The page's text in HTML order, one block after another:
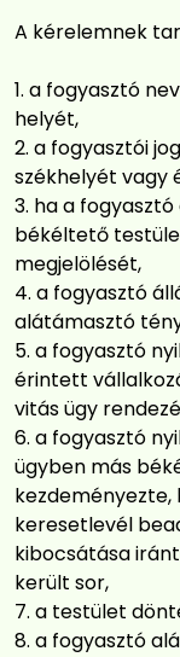
A kérelemnek
a fogyasztó
helyét,
a fogyasztói
székhelyét
ha a
békéltető
megjelölését,
a fogyasztó
alátámasztó
a fogyasztó
érintett
vitás ügy
a fogyasztó
ügyben más
keresetlevél
kibocsátása
került sor,
a testület
a fogyasztó